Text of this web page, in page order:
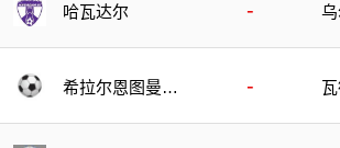
哈瓦达尔 -
希拉尔恩图曼B
-